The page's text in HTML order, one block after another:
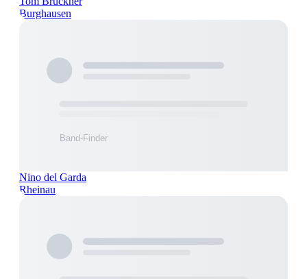
Burghausen
Nino del Garda
Rheinau